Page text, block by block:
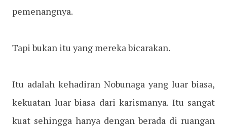
pemenangnya.
Tapi bukan itu yang mereka bicarakan.
Itu adalah kehadiran Nobunaga yang luar biasa,
kekuatan luar biasa dari karismanya. Itu sangat
kuat sehingga hanya dengan berada di ruangan